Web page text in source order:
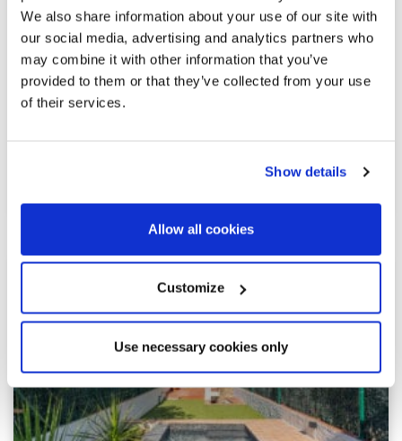
We also share information about your use of our site with
our social media, advertising and analytics partners who
may combine it with other information that you’ve
provided to them or that they’ve collected from your use
of their services.
Show details
Allow all cookies
Customize
Use necessary cookies only
Propiedad con mucho encanto en
ubicación privilegiada, cerca del Golf de
Pals
Bonita y acogedora casa situada dentro de una exclusiva